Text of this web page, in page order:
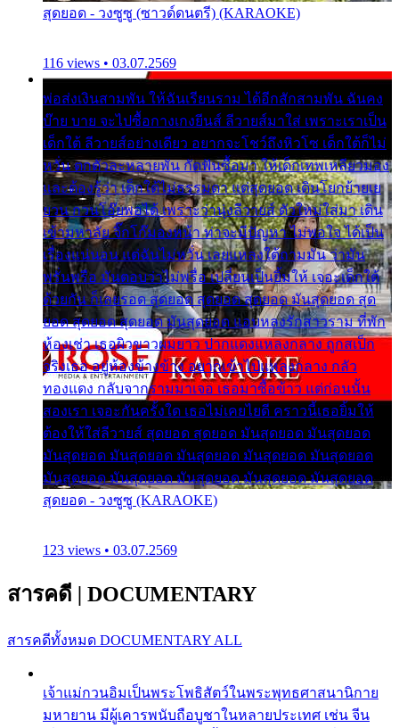
สุดยอด - วงซูซู (ซาวด์ดนตรี) (KARAOKE)
116 views • 03.07.2569
พ่อส่งเงินสามพัน ให้ฉันเรียนราม ได้อีกสักสามพัน ฉันคง
บ๊าย บาย จะไปซื้อกางเกงยีนส์ ลีวายส์มาใส่ เพราะเราเป็น
เด็กใต้ ลีวายส์อย่างเดียว อยากจะโชว์ถึงหิวโซ เด็กใต้ก็ไม่
หวั่น ตกตัวละหลายพัน กัดฟันซื้อมา ให้เด็กเทพเหลียวมอง
และต้องรู้ว่า เด็กใต้ไม่ธรรมดา แต่สุดยอด เดินโยกย้ายเย
ยวน กวนโอ๊ยพอได้ เพราะว่านุ่งลีวายส์ ตัวใหม่ใส่มา เดิน
เข้ามหาลัย จิ๊กโก๊มองหน้า ท่าจะมีปัญหา ไม่พอใจ ได้เป็น
เรื่องแน่นอน แต่ฉันไม่หวั่น เลยแหลงใต้ถามมัน ว่ามัน
พรั่นพรือ มันตอบว่าไม่พรื่อ เปลี่ยนเป็นยิ้มให้ เจอะเด็กใต้
ด้วยกัน ก็เลยรอด สุดยอด สุดยอด สุดยอด มันสุดยอด สุด
ยอด สุดยอด สุดยอด มันสุดยอด แอบหลงรักสาวราม ที่พัก
ห้องเช่า เธอผิวขาวผมยาว ปากแดงแหลงกลาง ถูกสเป็ก
จริงเธอ อยู่ห้องข้างข้าง อยากเข้าไปแหลงกลาง กลัว
ทองแดง กลับจากรามมาเจอ เธอมาซื้อข้าว แต่ก่อนนั้น
สองเรา เจอะกันครั้งใด เธอไม่เคยไยดี คราวนี้เธอยิ้มให้
ต้องให้ใส่ลีวายส์ สุดยอด สุดยอด มันสุดยอด มันสุดยอด
มันสุดยอด มันสุดยอด มันสุดยอด มันสุดยอด มันสุดยอด
มันสุดยอด มันสุดยอด มันสุดยอด มันสุดยอด มันสุดยอด
สุดยอด - วงซูซู (KARAOKE)
123 views • 03.07.2569
สารคดี | DOCUMENTARY
สารคดีทั้งหมด DOCUMENTARY ALL
เจ้าแม่กวนอิมเป็นพระโพธิสัตว์ในพระพุทธศาสนานิกาย
มหายาน มีผู้เคารพนับถือบูชาในหลายประเทศ เช่น จีน